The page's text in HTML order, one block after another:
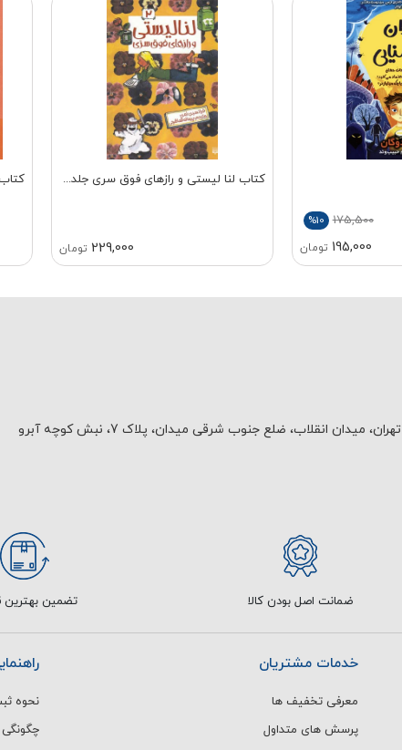
175,500
%10
195,000 تومان
کتاب لنا لیستی و رازهای فوق سری جلد...
229,000 تومان
تهران، میدان انقلاب، ضلع جنوب شرقی میدان، پلاک 7، نبش کوچه آبرو
ضمانت اصل بودن کالا تضمین
خدمات مشتریان
معرفی تخفیف ها
پرسش های متداول
نحوه